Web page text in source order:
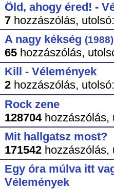
Öld, ahogy éred! -
7hozzászólás, utolsó:
A nagy kékség (1988)
65hozzászólás,
Kill - Vélemények
2hozzászólás, utolsó:
Rock zene
128704hozzászólás,
Mit hallgatsz most?
171542hozzászólás,
Egy óra múlva itt
Vélemények